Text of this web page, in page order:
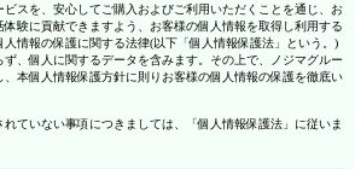
スを、安心してご購入およびご利用いただくことを通じ、お
験に貢献できますよう、お客様の個人情報を取得し利用する
人情報の保護に関する法律(以下「個人情報保護法」という。)
、個人に関するデータを含みます。その上で、ノジマグルー
本個人情報保護方針に則りお客様の個人情報の保護を徹底い
ていない事項につきましては、「個人情報保護法」に従いま